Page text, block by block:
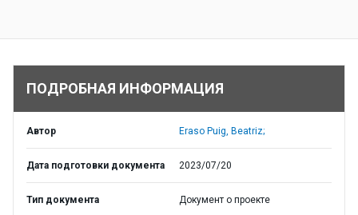
ПОДРОБНАЯ ИНФОРМАЦИЯ
Автор Eraso Puig, Beatriz;
Дата подготовки документа 2023/07/20
Тип документа Документ о проекте